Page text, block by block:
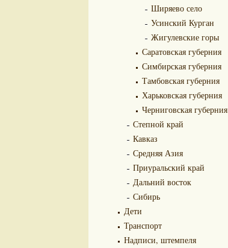
Ширяево село
Усинский Курган
Жигулевские горы
Саратовская губерния
Симбирская губерния
Тамбовская губерния
Харьковская губерния
Черниговская губерния
Степной край
Кавказ
Средняя Азия
Приуральский край
Дальний восток
Сибирь
Дети
Транспорт
Надписи, штемпеля